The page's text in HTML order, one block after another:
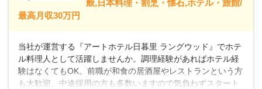
般,日本料理・割烹・懐石,ホテル・旅館/
最高月収30万円
当社が運営する『アートホテル日暮里 ラングウッド』でホテ
ル料理人として活躍しませんか。調理経験があればホテル経
験はなくてもOK。前職が和食の居酒屋やレストランという方
も大歓迎。中途採用の方も多数いますので気負わずスタート